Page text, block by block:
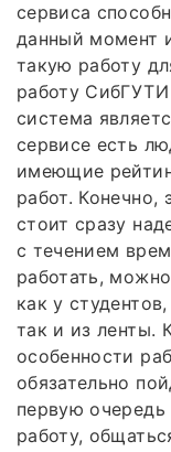
сервиса
данный момент
такую работу
работу СибГУТИ
система
сервисе есть
имеющие
работ. Конечно,
стоит сразу
с течением
работать,
как у
так и из ленты.
особенности
обязательно
первую
работу,